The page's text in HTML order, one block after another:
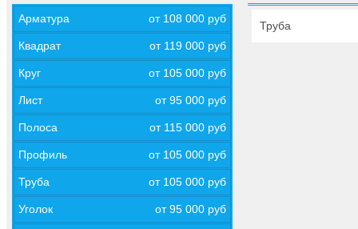
Арматура от 108 000 руб
Квадрат от 119 000 руб
Круг от 105 000 руб
Лист от 95 000 руб
Полоса от 115 000 руб
Профиль от 105 000 руб
Труба от 105 000 руб
Уголок от 95 000 руб
Труба